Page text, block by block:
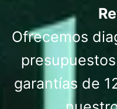
Ofrecemos
garantías de